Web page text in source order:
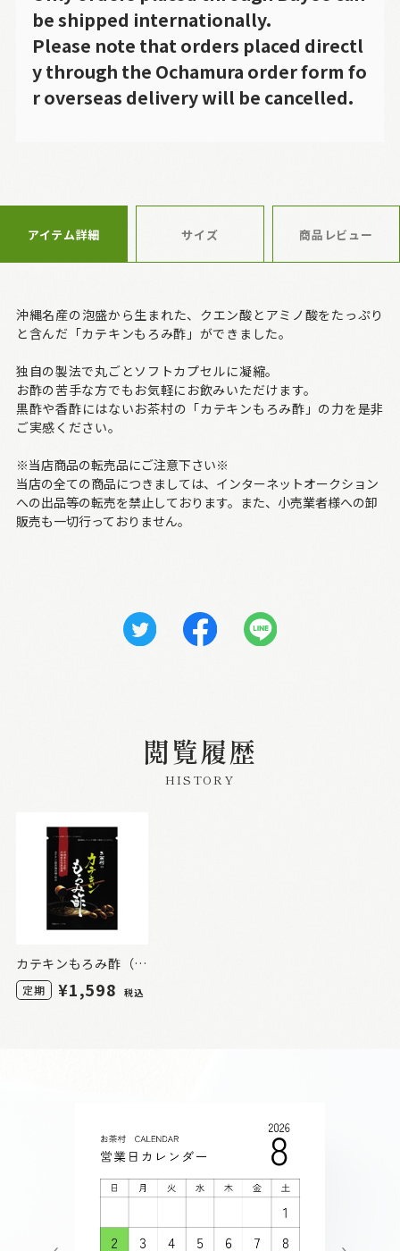
be shipped internationally.
Please note that orders placed directl
y through the Ochamura order form fo
r overseas delivery will be cancelled.
アイテム詳細 サイズ 商品レビュー
沖縄名産の泡盛から生まれた、クエン酸とアミノ酸をたっぷり
と含んだ「カテキンもろみ酢」ができました。
独自の製法で丸ごとソフトカプセルに凝縮。
お酢の苦手な方でもお気軽にお飲みいただけます。
黒酢や香酢にはないお茶村の「カテキンもろみ酢」の力を是非
ご実感ください。
※当店商品の転売品にご注意下さい※
当店の全ての商品につきましては、インターネットオークション
への出品等の転売を禁止しております。また、小売業者様への卸
販売も一切行っておりません。
閲覧履歴
HISTORY
カテキンもろみ酢（定期）1袋
定期 ¥1,598 税込